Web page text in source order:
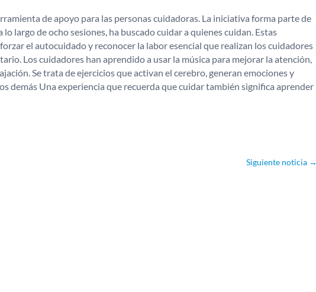
de apoyo para las personas cuidadoras. La iniciativa forma parte de
lo largo de ocho sesiones, ha buscado cuidar a quienes cuidan. Estas
el autocuidado y reconocer la labor esencial que realizan los cuidadores
Los cuidadores han aprendido a usar la música para mejorar la atención,
Se trata de ejercicios que activan el cerebro, generan emociones y
demás Una experiencia que recuerda que cuidar también significa aprender
Siguiente noticia →